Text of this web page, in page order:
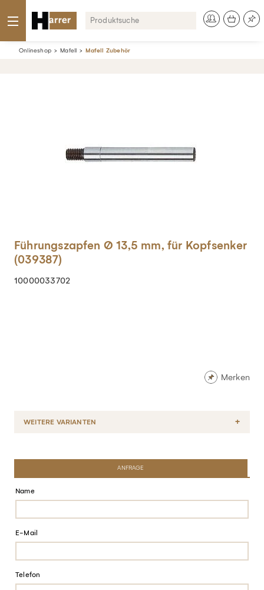
Onlineshop Mafell Mafell Zubehör
Führungszapfen Ø 13,5 mm, für Kopfsenker
(039387)
10000033702
Merken
WEITERE VARIANTEN
ANFRAGE
Name
E-Mail
Telefon